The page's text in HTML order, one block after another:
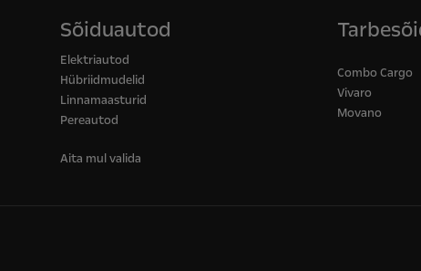
Sõiduautod
Elektriautod
Hübriidmudelid
Linnamaasturid
Pereautod
Aita mul valida
Combo Cargo
Vivaro
Movano